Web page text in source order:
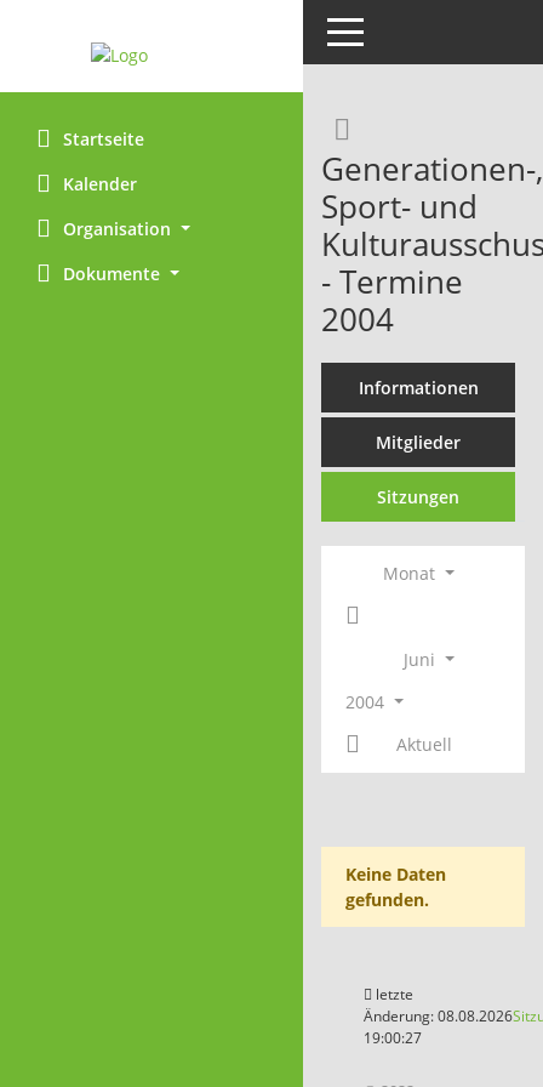
Startseite
Kalender
Organisation
Dokumente
Toggle navigation
Generationen-,
Sport- und
- Termine
2004
Informationen
Mitglieder
Sitzungen
Monat
Juni
2004
Aktuell
Keine Daten
gefunden.
letzte
Änderung: 08.08.2026
19:00:27